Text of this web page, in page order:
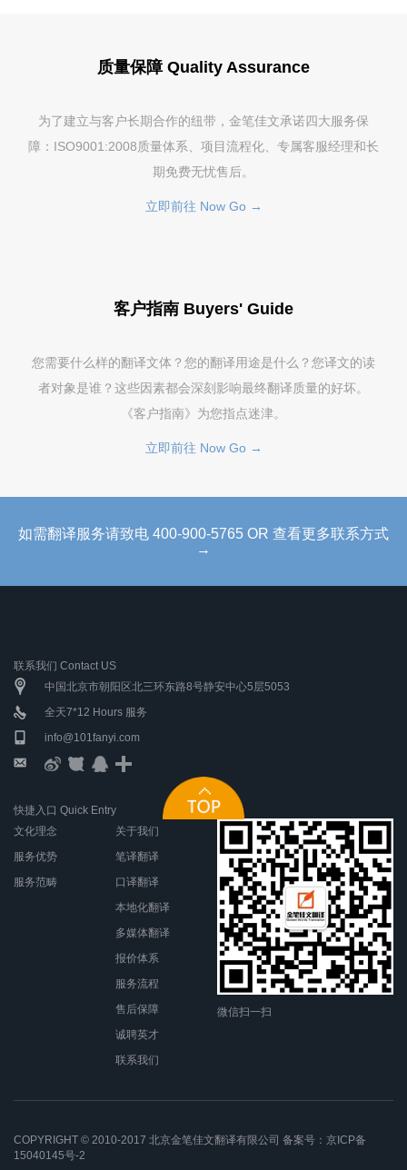
质量保障 Quality Assurance
为了建立与客户长期合作的纽带，金笔佳文承诺四大服务保
障：ISO9001:2008质量体系、项目流程化、专属客服经理和长
期免费无忧售后。
立即前往 Now Go →
客户指南 Buyers' Guide
您需要什么样的翻译文体？您的翻译用途是什么？您译文的读
者对象是谁？这些因素都会深刻影响最终翻译质量的好坏。
《客户指南》为您指点迷津。
立即前往 Now Go →
如需翻译服务请致电 400-900-5765 OR 查看更多联系方式
→
联系我们 Contact US
中国北京市朝阳区北三环东路8号静安中心5层5053
全天7*12 Hours 服务
info@101fanyi.com
快捷入口 Quick Entry
文化理念
服务优势
服务范畴
关于我们
笔译翻译
口译翻译
本地化翻译
多媒体翻译
报价体系
服务流程
售后保障
诚聘英才
联系我们
微信扫一扫
COPYRIGHT © 2010-2017 北京金笔佳文翻译有限公司 备案号： 京ICP备
15040145号-2